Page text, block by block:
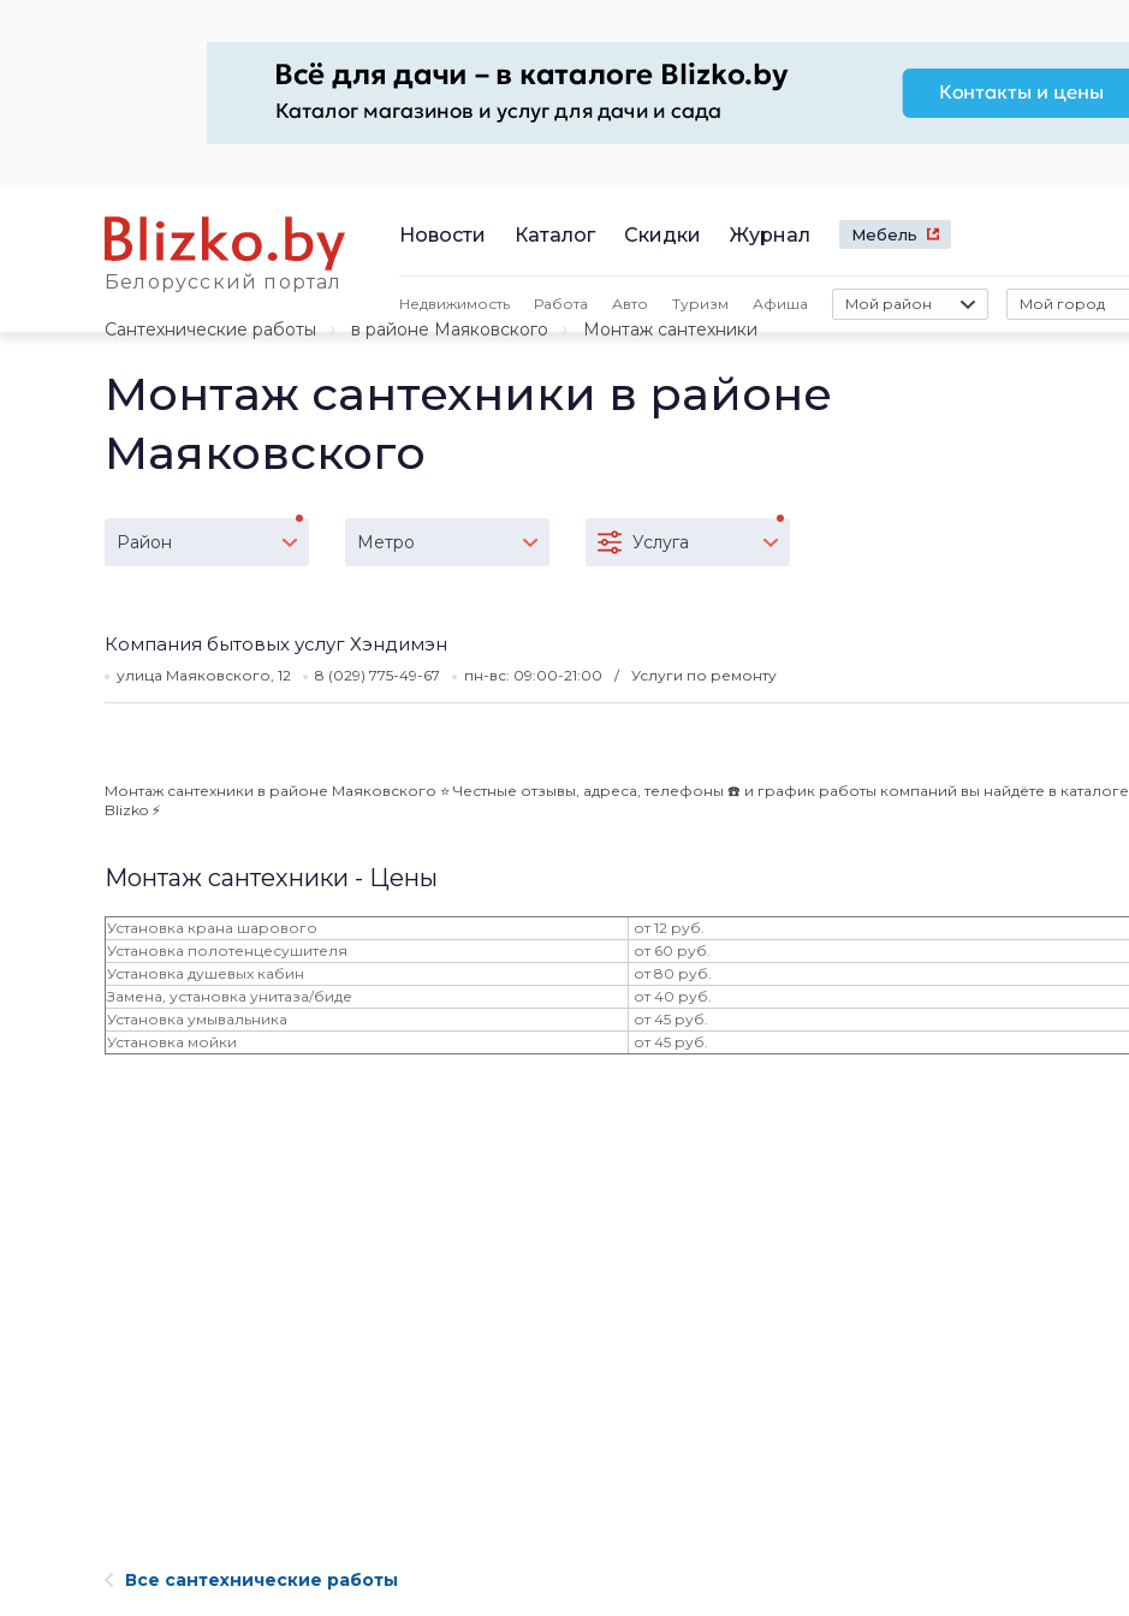
Белорусский портал
Новости Каталог Скидки Журнал Мебель
Недвижимость Работа Авто Туризм Афиша Мой район Мой город
Сантехнические работы
в районе Маяковского Монтаж сантехники
Монтаж сантехники в районе
Маяковского
Район Метро Услуга
Компания бытовых услуг Хэндимэн
улица Маяковского, 12 8 (029) 775-49-67 пн-вс: 09:00-21:00 Услуги по ремонту
Монтаж сантехники в районе Маяковского ⭐️ Честные отзывы, адреса, телефоны ☎️ и график работы компаний вы найдёте в каталоге
Blizko ⚡️
Монтаж сантехники - Цены
Установка крана шарового
от 12 руб.
Установка полотенцесушителя
от 60 руб.
Установка душевых кабин
от 80 руб.
Замена, установка унитаза/биде
от 40 руб.
Установка умывальника
от 45 руб.
Установка мойки
от 45 руб.
Все сантехнические работы